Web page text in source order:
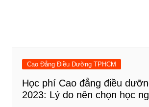
Cao Đẳng Điều Dưỡng TPHCM
Học phí Cao đẳng điều
2023: Lý do nên chọn học